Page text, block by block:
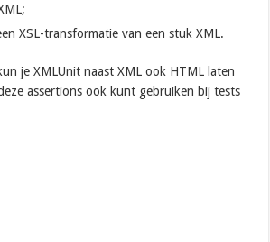
XSL-transformatie van een stuk XML.
je XMLUnit naast XML ook HTML laten
assertions ook kunt gebruiken bij tests